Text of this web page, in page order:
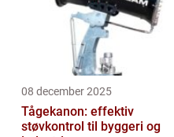
08 december 2025
Tågekanon: effektiv
støvkontrol til byggeri og